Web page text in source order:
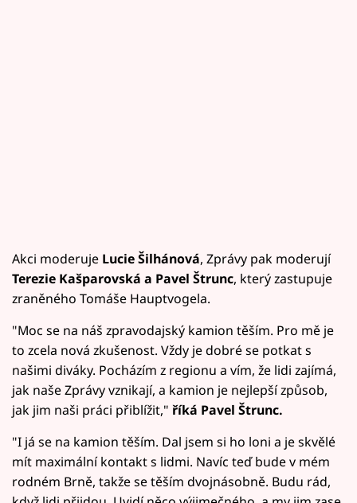
Akci moderuje Lucie Šilhánová, Zprávy pak moderují
Terezie Kašparovská a Pavel Štrunc, který zastupuje
zraněného Tomáše Hauptvogela.
"Moc se na náš zpravodajský kamion těším. Pro mě je
to zcela nová zkušenost. Vždy je dobré se potkat s
našimi diváky. Pocházím z regionu a vím, že lidi zajímá,
jak naše Zprávy vznikají, a kamion je nejlepší způsob,
jak jim naši práci přiblížit," říká Pavel Štrunc.
"I já se na kamion těším. Dal jsem si ho loni a je skvělé
mít maximální kontakt s lidmi. Navíc teď bude v mém
rodném Brně, takže se těším dvojnásobně. Budu rád,